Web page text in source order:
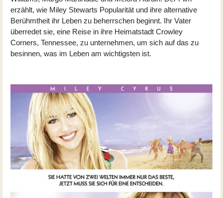
erzählt, wie Miley Stewarts Popularität und ihre alternative
Berühmtheit ihr Leben zu beherrschen beginnt. Ihr Vater
überredet sie, eine Reise in ihre Heimatstadt Crowley
Corners, Tennessee, zu unternehmen, um sich auf das zu
besinnen, was im Leben am wichtigsten ist.